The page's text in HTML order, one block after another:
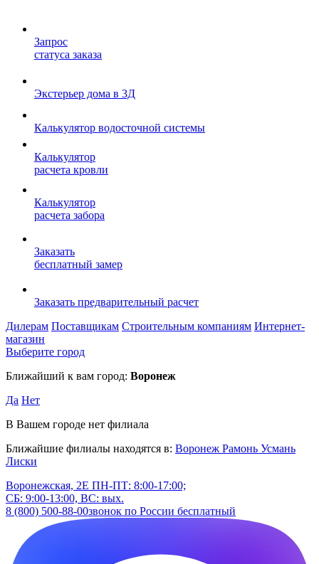
Запрос
статуса заказа
Экстерьер дома в 3Д
Калькулятор водосточной системы
Калькулятор
расчета кровли
Калькулятор
расчета забора
Заказать
бесплатный замер
Заказать предварительный расчет
Дилерам Поставщикам Строительным компаниям Интернет-
магазин
Выберите город
Ближайший к вам город: Воронеж
Да Нет
В Вашем городе нет филиала
Ближайшие филиалы находятся в: Воронеж Рамонь Усмань
Лиски
Воронежская, 2Е ПН-ПТ: 8:00-17:00;
СБ: 9:00-13:00, ВС: вых.
8 (800) 500-88-00звонок по России бесплатный